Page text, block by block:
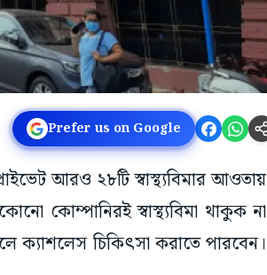
Prefer us on Google
আরও ২৮টি স্বাস্থ্যবিমার আওতায়
কোম্পানিরই স্বাস্থ্যবিমা থাকুক না
ক্যাশলেস চিকিৎসা করাতে পারবেন।